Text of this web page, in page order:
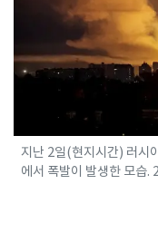
지난 2일(현지시간) 러시
에서 폭발이 발생한 모